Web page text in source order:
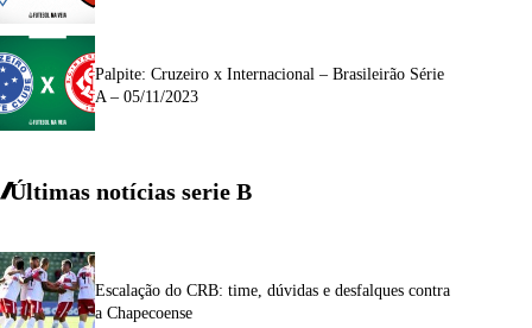
Palpite: Cruzeiro x Internacional – Brasileirão Série
A – 05/11/2023
Últimas notícias serie B
Escalação do CRB: time, dúvidas e desfalques contra
a Chapecoense